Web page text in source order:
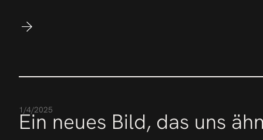
1/4/2025
Ein neues Bild, das uns